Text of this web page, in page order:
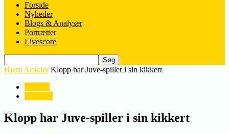
Forside
Nyheder
Blogs & Analyser
Portrætter
Livescore
Hjem Artikler Klopp har Juve-spiller i sin kikkert
Klopp har Juve-spiller i sin kikkert